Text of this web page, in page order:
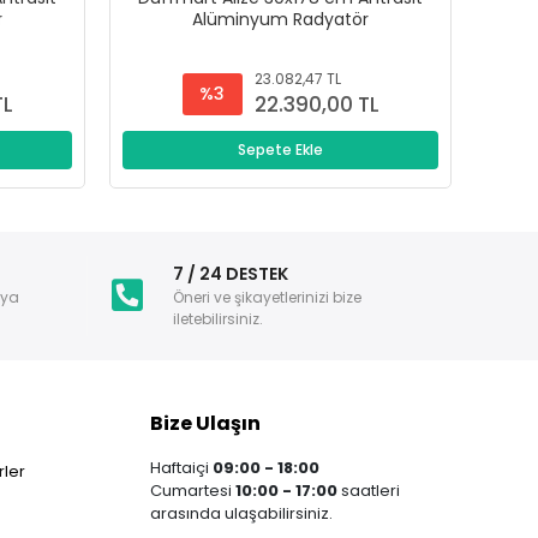
Alüminyum Radyatör
%3
23.082,47 TL
22.390,00 TL
Sepete Ekle
7 / 24 DESTEK
Öneri ve şikayetlerinizi bize
iletebilirsiniz.
Bize Ulaşın
Haftaiçi 09:00 - 18:00
Cumartesi 10:00 - 17:00saatleri
arasında ulaşabilirsiniz.